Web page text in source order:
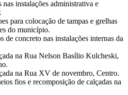
nas instalações administrativa e
para colocação de tampas e grelhas
do município.
de concreto nas instalações internas da
na Rua Nelson Basílio Kulcheski,
na Rua XV de novembro, Centro.
fios e recomposição de calçadas na